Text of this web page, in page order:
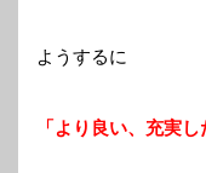
ようするに
「より良い、充実し